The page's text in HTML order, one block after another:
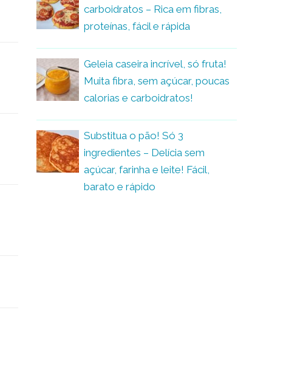
carboidratos – Rica em fibras,
proteínas, fácil e rápida
Geleia caseira incrível, só fruta!
Muita fibra, sem açúcar, poucas
calorias e carboidratos!
Substitua o pão! Só 3
ingredientes – Delícia sem
açúcar, farinha e leite! Fácil,
barato e rápido